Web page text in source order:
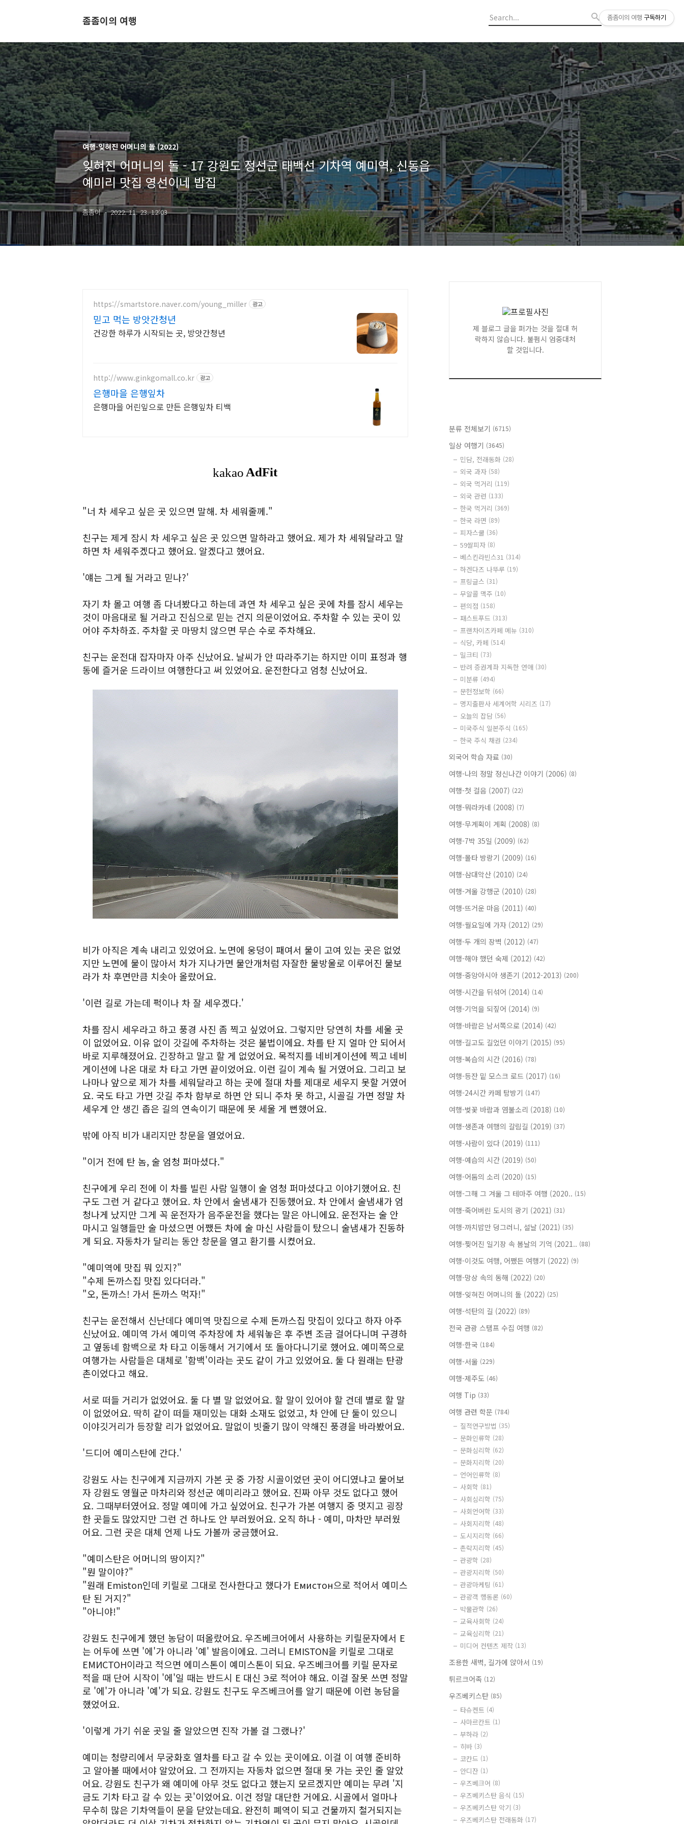
좀좀이의 여행
여행-잊혀진 어머니의 돌 (2022)
잊혀진 어머니의 돌 - 17 강원도 정선군 태백선 기차역 예미역, 신동읍
예미리 맛집 영선이네 밥집
좀좀이 2022. 11. 23. 12:03
https://smartstore.naver.com/young_miller 광고
믿고 먹는 방앗간청년
건강한 하루가 시작되는 곳, 방앗간청년
http://www.ginkgomall.co.kr 광고
은행마을 은행잎차
은행마을 어린잎으로 만든 은행잎차 티백
"너 차 세우고 싶은 곳 있으면 말해. 차 세워줄께."
친구는 제게 잠시 차 세우고 싶은 곳 있으면 말하라고 했어요. 제가 차 세워달라고 말
하면 차 세워주겠다고 했어요. 알겠다고 했어요.
'얘는 그게 될 거라고 믿나?'
자기 차 몰고 여행 좀 다녀봤다고 하는데 과연 차 세우고 싶은 곳에 차를 잠시 세우는
것이 마음대로 될 거라고 진심으로 믿는 건지 의문이었어요. 주차할 수 있는 곳이 있
어야 주차하죠. 주차할 곳 마땅치 않으면 무슨 수로 주차해요.
친구는 운전대 잡자마자 아주 신났어요. 날씨가 안 따라주기는 하지만 이미 표정과 행
동에 즐거운 드라이브 여행한다고 써 있었어요. 운전한다고 엄청 신났어요.
비가 아직은 계속 내리고 있었어요. 노면에 웅덩이 패여서 물이 고여 있는 곳은 없었
지만 노면에 물이 많아서 차가 지나가면 물안개처럼 자잘한 물방울로 이루어진 물보
라가 차 후면만큼 치솟아 올랐어요.
'이런 길로 가는데 퍽이나 차 잘 세우겠다.'
차를 잠시 세우라고 하고 풍경 사진 좀 찍고 싶었어요. 그렇지만 당연히 차를 세울 곳
이 없었어요. 이유 없이 갓길에 주차하는 것은 불법이에요. 차를 탄 지 얼마 안 되어서
바로 지루해졌어요. 긴장하고 말고 할 게 없었어요. 목적지를 네비게이션에 찍고 네비
게이션에 나온 대로 차 타고 가면 끝이었어요. 이런 길이 계속 될 거였어요. 그리고 보
나마나 앞으로 제가 차를 세워달라고 하는 곳에 절대 차를 제대로 세우지 못할 거였어
요. 국도 타고 가면 갓길 주차 함부로 하면 안 되니 주차 못 하고, 시골길 가면 정말 차
세우게 안 생긴 좁은 길의 연속이기 때문에 못 세울 게 뻔했어요.
밖에 아직 비가 내리지만 창문을 열었어요.
"이거 전에 탄 놈, 술 엄청 퍼마셨다."
친구에게 우리 전에 이 차를 빌린 사람 일행이 술 엄청 퍼마셨다고 이야기했어요. 친
구도 그런 거 같다고 했어요. 차 안에서 술냄새가 진동했어요. 차 안에서 술냄새가 엄
청나게 났지만 그게 꼭 운전자가 음주운전을 했다는 말은 아니에요. 운전자는 술 안
마시고 일행들만 술 마셨으면 어쨌든 차에 술 마신 사람들이 탔으니 술냄새가 진동하
게 되요. 자동차가 달리는 동안 창문을 열고 환기를 시켰어요.
"예미역에 맛집 뭐 있지?"
"수제 돈까스집 맛집 있다더라."
"오, 돈까스! 가서 돈까스 먹자!"
친구는 운전해서 신난데다 예미역 맛집으로 수제 돈까스집 맛집이 있다고 하자 아주
신났어요. 예미역 가서 예미역 주차장에 차 세워놓은 후 주변 조금 걸어다니며 구경하
고 옆동네 함백으로 차 타고 이동해서 거기에서 또 돌아다니기로 했어요. 예미쪽으로
여행가는 사람들은 대체로 '함백'이라는 곳도 같이 가고 있었어요. 둘 다 원래는 탄광
촌이었다고 해요.
서로 떠들 거리가 없었어요. 둘 다 별 말 없었어요. 할 말이 있어야 할 건데 별로 할 말
이 없었어요. 딱히 같이 떠들 재미있는 대화 소재도 없었고, 차 안에 단 둘이 있으니
이야깃거리가 등장할 리가 없었어요. 말없이 빗줄기 많이 약해진 풍경을 바라봤어요.
'드디어 예미스탄에 간다.'
강원도 사는 친구에게 지금까지 가본 곳 중 가장 시골이었던 곳이 어디였냐고 물어보
자 강원도 영월군 마차리와 정선군 예미리라고 했어요. 진짜 아무 것도 없다고 했어
요. 그때부터였어요. 정말 예미에 가고 싶었어요. 친구가 가본 여행지 중 멋지고 굉장
한 곳들도 많았지만 그런 건 하나도 안 부러웠어요. 오직 하나 - 예미, 마차만 부러웠
어요. 그런 곳은 대체 언제 나도 가볼까 궁금했어요.
"예미스탄은 어머니의 땅이지?"
"뭔 말이야?"
"원래 Emiston인데 키릴로 그대로 전사한다고 했다가 Емистон으로 적어서 예미스
탄 된 거지?"
"아니야!"
강원도 친구에게 했던 농담이 떠올랐어요. 우즈베크어에서 사용하는 키릴문자에서 Е
는 어두에 쓰면 '에'가 아니라 '예' 발음이에요. 그러니 EMISTON을 키릴로 그대로
ЕМИСТОН이라고 적으면 에미스톤이 예미스톤이 되요. 우즈베크어를 키릴 문자로
적을 때 단어 시작이 '에'일 때는 반드시 Е 대신 Э로 적어야 해요. 이걸 잘못 쓰면 정말
로 '에'가 아니라 '예'가 되요. 강원도 친구도 우즈베크어를 알기 때문에 이런 농담을
했었어요.
'이렇게 가기 쉬운 곳일 줄 알았으면 진작 가볼 걸 그랬나?'
예미는 청량리에서 무궁화호 열차를 타고 갈 수 있는 곳이에요. 이걸 이 여행 준비하
고 알아볼 때에서야 알았어요. 그 전까지는 자동차 없으면 절대 못 가는 곳인 줄 알았
어요. 강원도 친구가 왜 예미에 아무 것도 없다고 했는지 모르겠지만 예미는 무려 '지
금도 기차 타고 갈 수 있는 곳'이었어요. 이건 정말 대단한 거에요. 시골에서 얼마나
무수히 많은 기차역들이 문을 닫았는데요. 완전히 폐역이 되고 건물까지 철거되지는
제 블로그 글을 퍼가는 것을 절대 허
락하지 않습니다. 불펌시 엄중대처
할 것입니다.
분류 전체보기 (6715)
일상 여행기 (3645)
민담, 전래동화 (28)
외국 과자 (58)
외국 먹거리 (119)
외국 관련 (133)
한국 먹거리 (369)
한국 라면 (89)
피자스쿨 (36)
59쌀피자 (8)
베스킨라빈스31 (314)
하겐다즈 나뚜루 (19)
프링글스 (31)
무알콜 맥주 (10)
편의점 (158)
패스트푸드 (313)
프랜차이즈카페 메뉴 (310)
식당, 카페 (514)
밀크티 (73)
반려 증권계좌 지독한 연애 (30)
미분류 (494)
문헌정보학 (66)
명지출판사 세계어학 시리즈 (17)
오늘의 잡담 (56)
미국주식 일본주식 (165)
한국 주식 채권 (234)
외국어 학습 자료 (30)
여행-나의 정말 정신나간 이야기 (2006) (8)
여행-첫 걸음 (2007) (22)
여행-뭐라카네 (2008) (7)
여행-무계획이 계획 (2008) (8)
여행-7박 35일 (2009) (62)
여행-몰타 방랑기 (2009) (16)
여행-삼대악산 (2010) (24)
여행-겨울 강행군 (2010) (28)
여행-뜨거운 마음 (2011) (40)
여행-월요일에 가자 (2012) (29)
여행-두 개의 장벽 (2012) (47)
여행-해야 했던 숙제 (2012) (42)
여행-중앙아시아 생존기 (2012-2013) (200)
여행-시간을 뒤섞어 (2014) (14)
여행-기억을 되짚어 (2014) (9)
여행-바람은 남서쪽으로 (2014) (42)
여행-길고도 길었던 이야기 (2015) (95)
여행-복습의 시간 (2016) (78)
여행-등잔 밑 모스크 로드 (2017) (16)
여행-24시간 카페 탐방기 (147)
여행-벚꽃 바람과 염불소리 (2018) (10)
여행-생존과 여행의 갈림길 (2019) (37)
여행-사람이 있다 (2019) (111)
여행-예습의 시간 (2019) (50)
여행-어둠의 소리 (2020) (15)
여행-그해 그 겨울 그 테마주 여행 (2020.. (15)
여행-죽어버린 도시의 광기 (2021) (31)
여행-까치밥만 덩그러니, 설날 (2021) (35)
여행-찢어진 일기장 속 봄날의 기억 (2021.. (88)
여행-이것도 여행, 어쨌든 여행기 (2022) (9)
여행-망상 속의 동해 (2022) (20)
여행-잊혀진 어머니의 돌 (2022) (25)
여행-석탄의 길 (2022) (89)
전국 관광 스탬프 수집 여행 (82)
여행-한국 (184)
여행-서울 (229)
여행-제주도 (46)
여행 Tip (33)
여행 관련 학문 (784)
질적연구방법 (35)
문화인류학 (28)
문화심리학 (62)
문화지리학 (20)
언어인류학 (8)
사회학 (81)
사회심리학 (75)
사회언어학 (33)
사회지리학 (48)
도시지리학 (66)
촌락지리학 (45)
관광학 (28)
관광지리학 (50)
관광마케팅 (61)
관광객 행동론 (60)
박물관학 (26)
교육사회학 (24)
교육심리학 (21)
미디어 컨텐츠 제작 (13)
조용한 새벽, 길가에 앉아서 (19)
튀르크어족 (12)
우즈베키스탄 (85)
타슈켄트 (4)
사마르칸트 (1)
부하라 (2)
히바 (3)
코칸드 (1)
안디잔 (1)
우즈베크어 (8)
우즈베키스탄 음식 (15)
우즈베키스탄 악기 (3)
우즈베키스탄 전래동화 (17)
좀좀이의 여행 구독하기